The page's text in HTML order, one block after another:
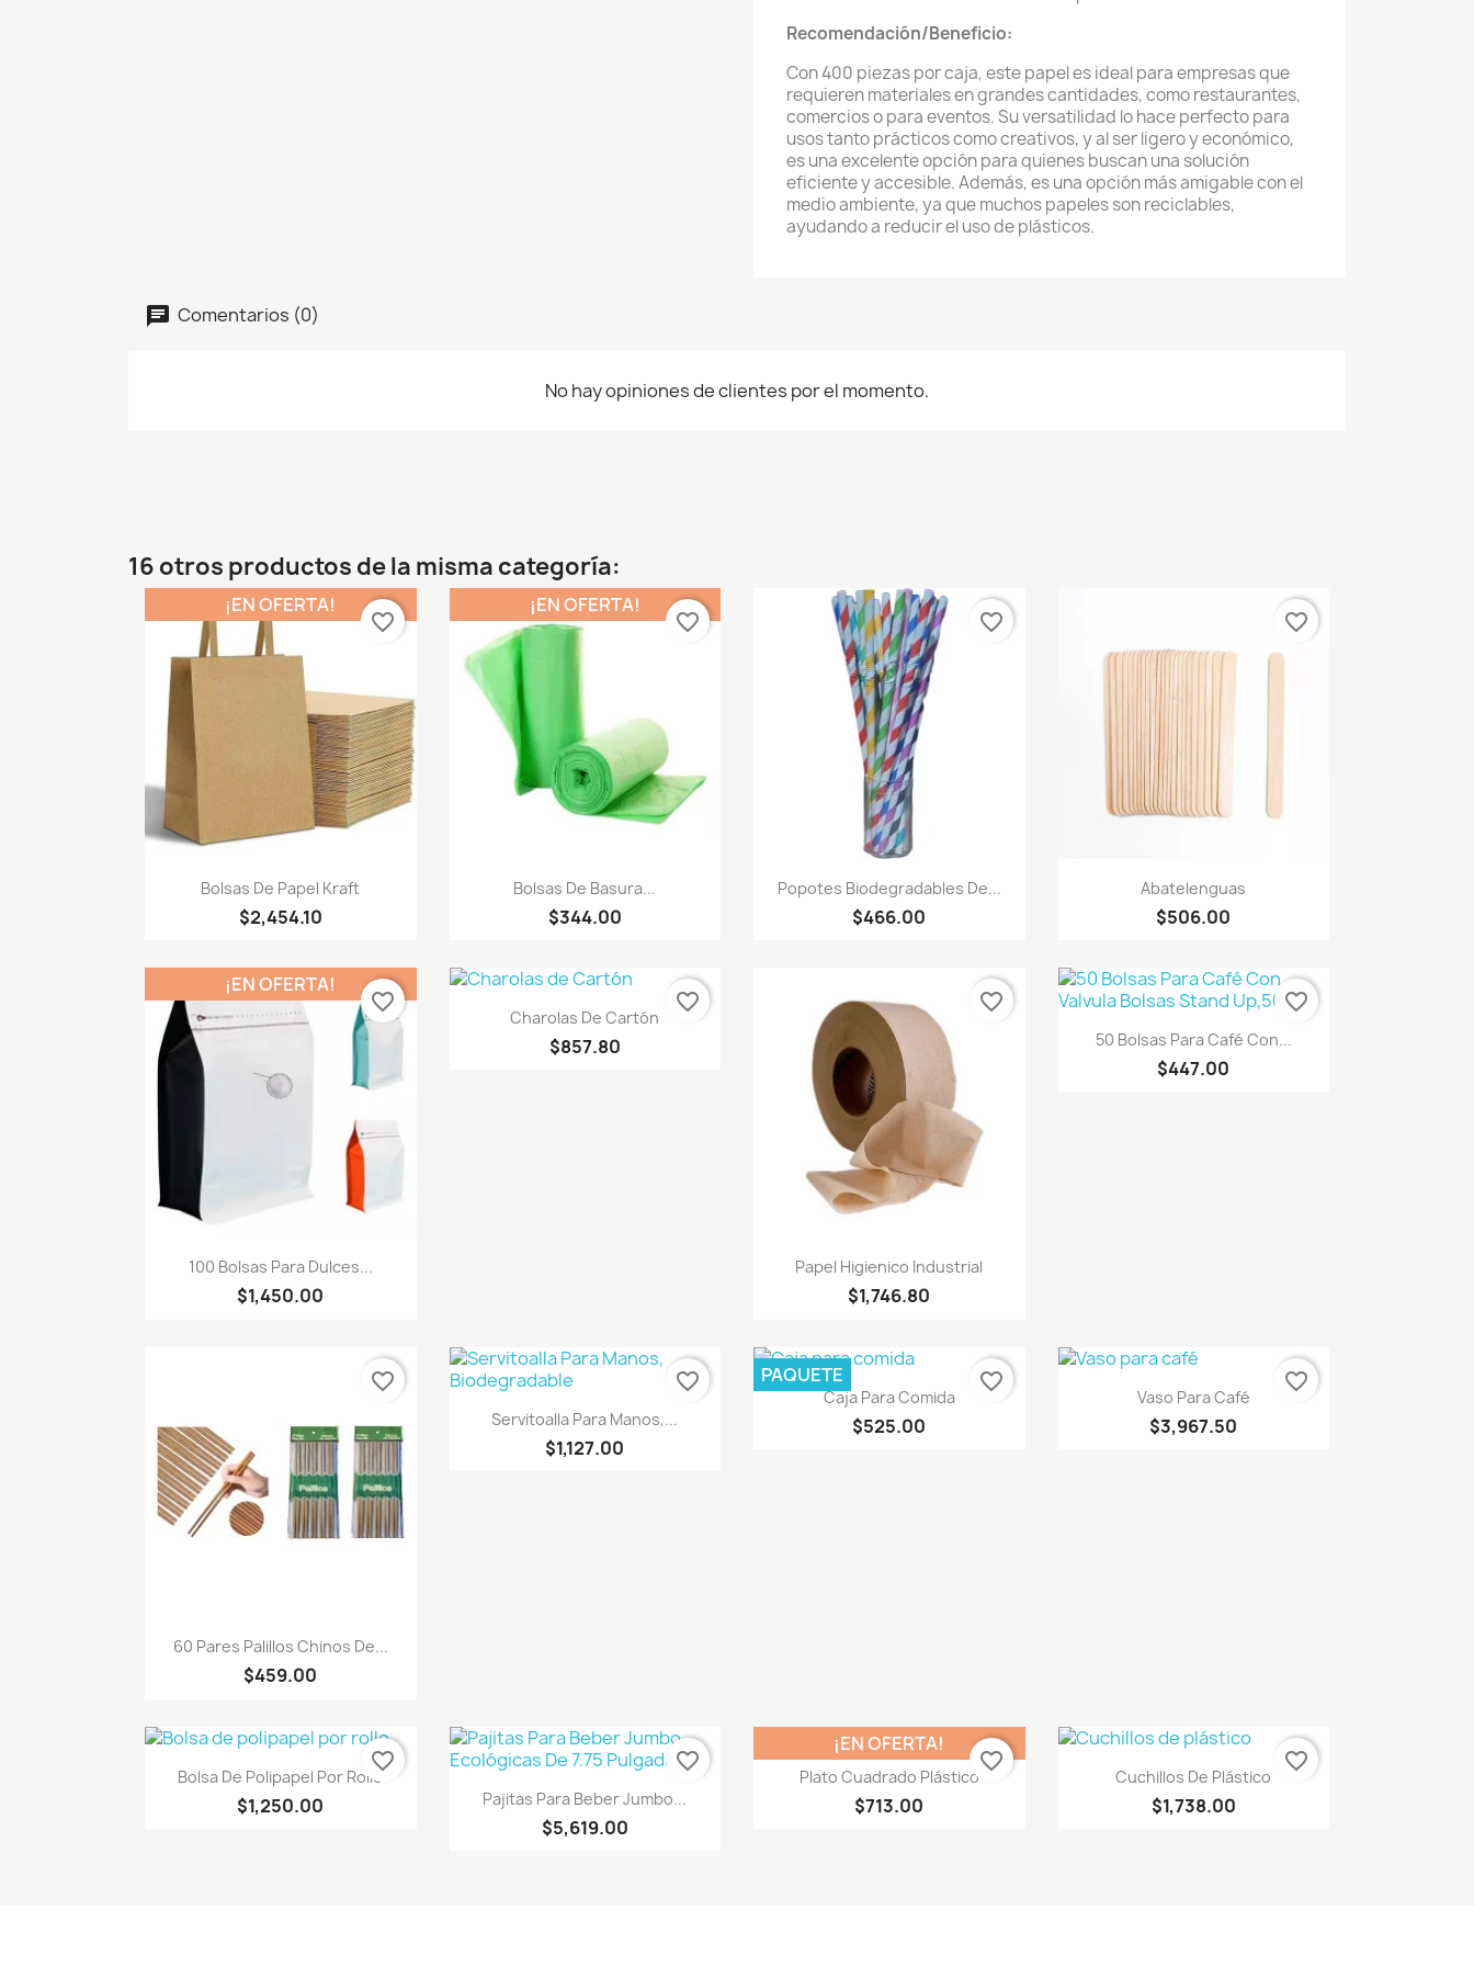
Recomendación/Beneficio:
Con 400 piezas por caja, este papel es ideal para empresas que
requieren materiales en grandes cantidades, como restaurantes,
comercios o para eventos. Su versatilidad lo hace perfecto para
usos tanto prácticos como creativos, y al ser ligero y económico,
es una excelente opción para quienes buscan una solución
eficiente y accesible. Además, es una opción más amigable con el
medio ambiente, ya que muchos papeles son reciclables,
ayudando a reducir el uso de plásticos.
Comentarios (0)
No hay opiniones de clientes por el momento.
16 otros productos de la misma categoría:
Vista rápida
Bolsas De Papel Kraft
$2,454.10
¡EN OFERTA!
favorite_border
Vista rápida
Bolsas De Basura...
$344.00
¡EN OFERTA!
favorite_border
Vista rápida
Popotes Biodegradables De...
$466.00
favorite_border
Vista rápida
Abatelenguas
$506.00
favorite_border
Vista rápida
100 Bolsas Para Dulces...
$1,450.00
¡EN OFERTA!
favorite_border Vista rápida
Charolas De Cartón
$857.80
favorite_border
Vista rápida
Papel Higienico Industrial
$1,746.80
favorite_border
Vista rápida
50 Bolsas Para Café Con...
$447.00
favorite_border
 Vista rápida
60 Pares Palillos Chinos De...
$459.00
favorite_border
Vista rápida
Servitoalla Para Manos,...
$1,127.00
favorite_border Vista rápida
Caja Para Comida
$525.00
PAQUETE favorite_border Vista rápida
Vaso Para Café
$3,967.50
favorite_border
 Vista rápida
Bolsa De Polipapel Por Rollo
$1,250.00
favorite_border
Vista rápida
Pajitas Para Beber Jumbo...
$5,619.00
favorite_border Vista rápida
Plato Cuadrado Plástico
$713.00
¡EN OFERTA!
favorite_border Vista rápida
Cuchillos De Plástico
$1,738.00
favorite_border